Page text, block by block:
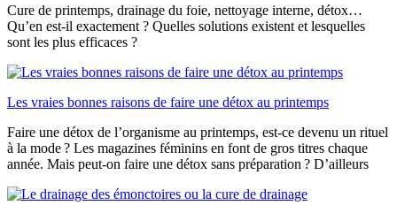
Cure de printemps, drainage du foie, nettoyage interne, détox…
Qu’en est-il exactement ? Quelles solutions existent et lesquelles
sont les plus efficaces ?
Les vraies bonnes raisons de faire une détox au printemps
Faire une détox de l’organisme au printemps, est-ce devenu un rituel
à la mode ? Les magazines féminins en font de gros titres chaque
année. Mais peut-on faire une détox sans préparation ? D’ailleurs